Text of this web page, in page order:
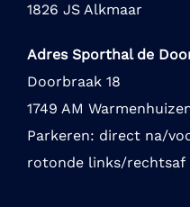
1826 JS Alkmaar
Adres Sporthal de
Doorbraak 18
1749 AM
Parkeren: direct na/
rotonde links/rechtsaf